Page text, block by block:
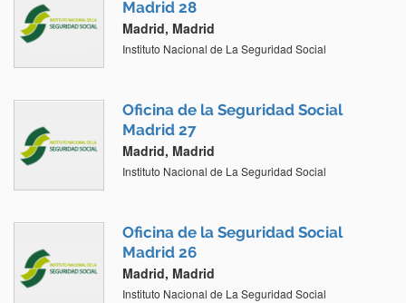
Madrid 28
Madrid, Madrid
Instituto Nacional de La Seguridad Social
Oficina de la Seguridad Social
Madrid 27
Madrid, Madrid
Instituto Nacional de La Seguridad Social
Oficina de la Seguridad Social
Madrid 26
Madrid, Madrid
Instituto Nacional de La Seguridad Social